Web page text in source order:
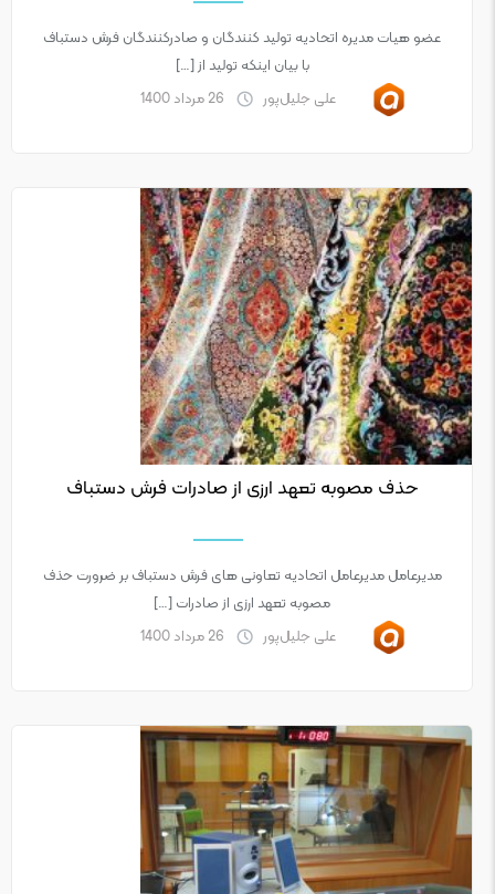
عضو هیات مدیره اتحادیه تولید کنندگان و صادرکنندگان فرش دستباف
با بیان اینکه تولید از […]
علی جلیل‌پور
26 مرداد 1400
حذف مصوبه تعهد ارزی از صادرات فرش دستباف
مدیرعامل مدیرعامل اتحادیه تعاونی های فرش دستباف بر ضرورت حذف
مصوبه تعهد ارزی از صادرات […]
علی جلیل‌پور
26 مرداد 1400